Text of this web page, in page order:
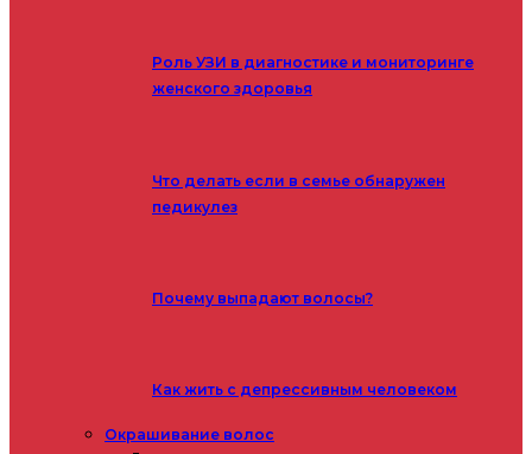
Роль УЗИ в диагностике и мониторинге
женского здоровья
Что делать если в семье обнаружен
педикулез
Почему выпадают волосы?
Как жить с депрессивным человеком
Окрашивание волос